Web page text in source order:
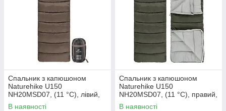
Спальник з капюшоном
Naturehike U150
NH20MSD07, (11 °C), лівий,
коричневий
В наявності
Спальник з капюшоном
Naturehike U150
NH20MSD07, (11 °C), правий,
зелений
В наявності